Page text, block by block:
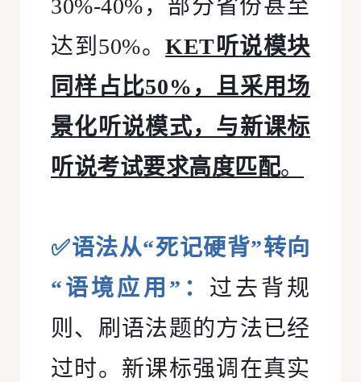
30%-40%，部分省份甚至
达到50%。KET听说模块
同样占比50%，且采用场
景化听说模式，与新课标
听说考试要求高度匹配。
✅语法从“死记硬背”转向
“语境应用”： 过去背规
则、刷语法题的方法已经
过时。新课标强调在真实